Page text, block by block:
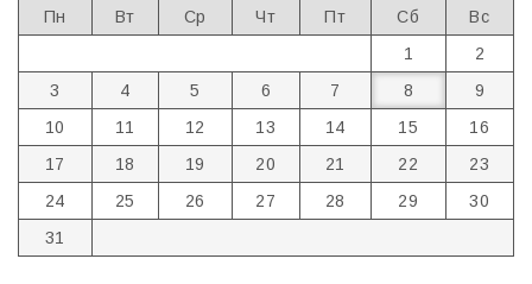
Пн Вт Ср Чт Пт Сб
Вс
1
2
3
4 5 6 7 8
9
10
11 12 13 14 15
16
17
18 19 20 21 22
23
24
25 26 27 28 29
30
31